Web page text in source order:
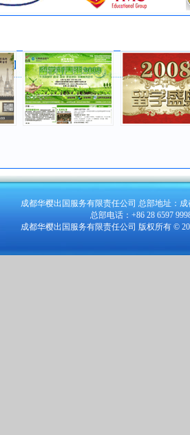
成都华樱出国服务有限责任公司 总部地址：
总部电话：+86 28 6597
成都华樱出国服务有限责任公司 版权所有 ©